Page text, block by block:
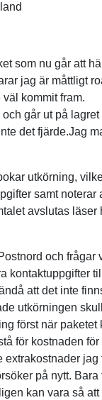
som nu går att
jag är måttligt
kommit fram.
går ut på
det fjärde.Jag
utkörning,
samt noterar
avslutas
och
kontaktuppgifter
att det inte
utkörningen
först när
för kostnaden
på nytt.
kan vara så